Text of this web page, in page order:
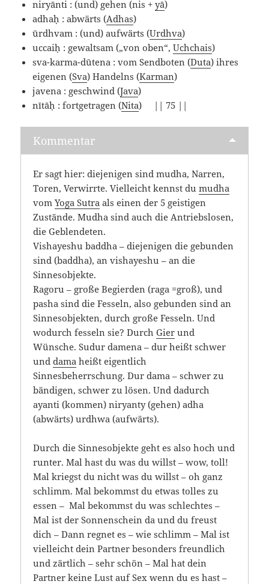
niryānti : (und) gehen (nis +yā)
adhaḥ : abwärts (Adhas)
ūrdhvam : (und) aufwärts (Urdhva)
uccaiḥ : gewaltsam („von oben“,Uchchais)
sva-karma-dūtena : vom Sendboten (Duta) ihres
eigenen (Sva) Handelns (Karman)
javena : geschwind (Java)
nītāḥ : fortgetragen (Nita) || 75 ||
Kommentar
Er sagt hier: diejenigen sind mudha, Narren,
Toren, Verwirrte. Vielleicht kennst dumudha
vomYoga Sutra als einen der 5 geistigen
Zustände. Mudha sind auch die Antriebslosen,
die Geblendeten.
Vishayeshu baddha – diejenigen die gebunden
sind (baddha), an vishayeshu – an die
Sinnesobjekte.
Ragoru – große Begierden (raga =groß), und
pasha sind die Fesseln, also gebunden sind an
Sinnesobjekten, durch große Fesseln. Und
wodurch fesseln sie? DurchGier und
Wünsche. Sudur damena – dur heißt schwer
unddama heißt eigentlich
Sinnesbeherrschung. Dur dama – schwer zu
bändigen, schwer zu lösen. Und dadurch
ayanti (kommen) niryanty (gehen) adha
(abwärts) urdhwa (aufwärts).
Durch die Sinnesobjekte geht es also hoch und
runter. Mal hast du was du willst – wow, toll!
Mal kriegst du nicht was du willst – oh ganz
schlimm. Mal bekommst du etwas tolles zu
essen – Mal bekommst du was schlechtes –
Mal ist der Sonnenschein da und du freust
dich – Dann regnet es – wie schlimm – Mal ist
vielleicht dein Partner besonders freundlich
und zärtlich – sehr schön – Mal hat dein
Partner keine Lust auf Sex wenn du es hast –